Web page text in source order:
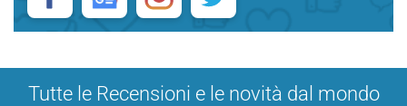
Tutte le Recensioni e le novità dal mondo